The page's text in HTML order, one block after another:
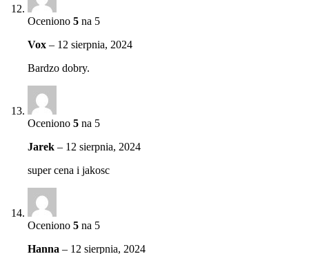
Oceniono 5 na 5
Vox – 12 sierpnia, 2024
Bardzo dobry.
Oceniono 5 na 5
Jarek – 12 sierpnia, 2024
super cena i jakosc
Oceniono 5 na 5
Hanna – 12 sierpnia, 2024